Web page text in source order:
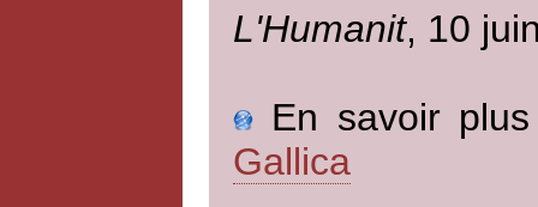
L'Humanit, 10
En savoir
Gallica